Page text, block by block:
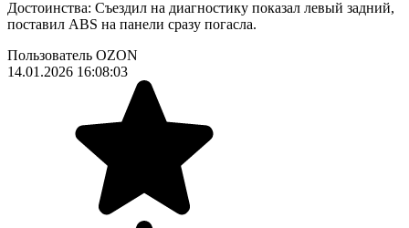
Достоинства: Съездил на диагностику показал левый задний,
поставил ABS на панели сразу погасла.
Пользователь OZON
14.01.2026 16:08:03